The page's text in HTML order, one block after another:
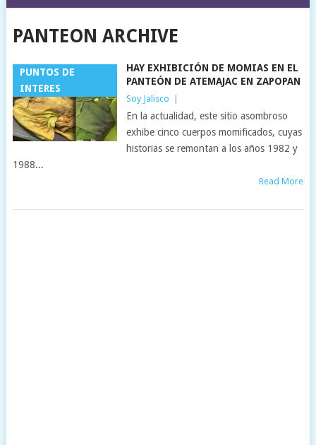
PANTEON ARCHIVE
PUNTOS DE
INTERES
HAY EXHIBICIÓN DE MOMIAS EN EL
PANTEÓN DE ATEMAJAC EN ZAPOPAN
Soy Jalisco
En la actualidad, este sitio asombroso
exhibe cinco cuerpos momificados, cuyas
historias se remontan a los años 1982 y
1988...
Read More